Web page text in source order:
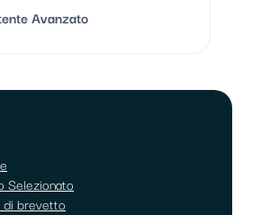
Avanzato
Selezionato
brevetto